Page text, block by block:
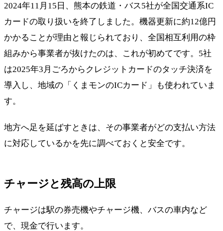
2024年11月15日、熊本の鉄道・バス5社が全国交通系IC
カードの取り扱いを終了しました。機器更新に約12億円
かかることが理由と報じられており、全国相互利用の枠
組みから事業者が抜けたのは、これが初めてです。5社
は2025年3月ごろからクレジットカードのタッチ決済を
導入し、地域の「くまモンのICカード」も使われていま
す。
地方へ足を延ばすときは、その事業者がどの支払い方法
に対応しているかを先に調べておくと安全です。
チャージと残高の上限
チャージは駅の券売機やチャージ機、バスの車内など
で、現金で行います。